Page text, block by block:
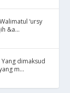
Walimatul ‘ursy
&a...
Yang dimaksud
m...